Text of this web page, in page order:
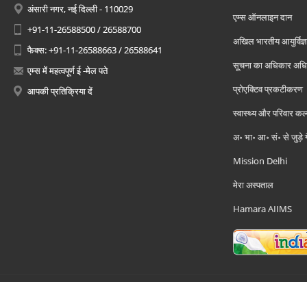
अंसारी नगर, नई दिल्ली - 110029
+91-11-26588500 / 26588700
फैक्स: +91-11-26588663 / 26588641
एम्स में महत्वपूर्ण ई -मेल पते
आपकी प्रतिक्रिया दें
एम्स ऑनलाइन दान
अखिल भारतीय
सूचना का अधिकार
प्रोएक्टिव प्रकटीकरण
स्वास्थ्य और परिवार
अ॰ भा॰ आ॰ सं॰ से जुड़े
Mission Delhi
मेरा अस्पताल
Hamara AIIMS